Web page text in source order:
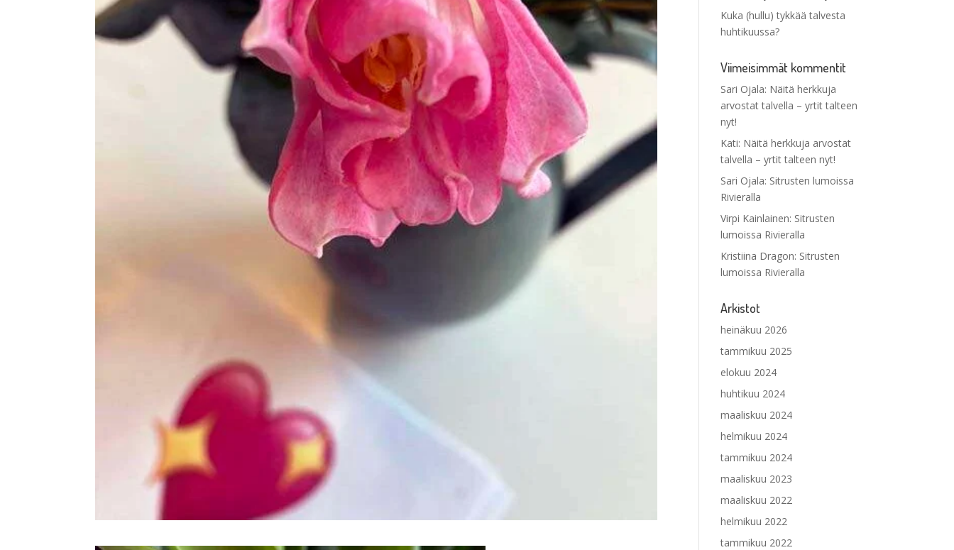
Kuka (hullu) tykkää talvesta
huhtikuussa?
Viimeisimmät kommentit
Sari Ojala: Näitä herkkuja
arvostat talvella – yrtit talteen
nyt!
Kati: Näitä herkkuja arvostat
talvella – yrtit talteen nyt!
Sari Ojala: Sitrusten lumoissa
Rivieralla
Virpi Kainlainen: Sitrusten
lumoissa Rivieralla
Kristiina Dragon: Sitrusten
lumoissa Rivieralla
Arkistot
heinäkuu 2026
tammikuu 2025
elokuu 2024
huhtikuu 2024
maaliskuu 2024
helmikuu 2024
tammikuu 2024
maaliskuu 2023
maaliskuu 2022
helmikuu 2022
tammikuu 2022